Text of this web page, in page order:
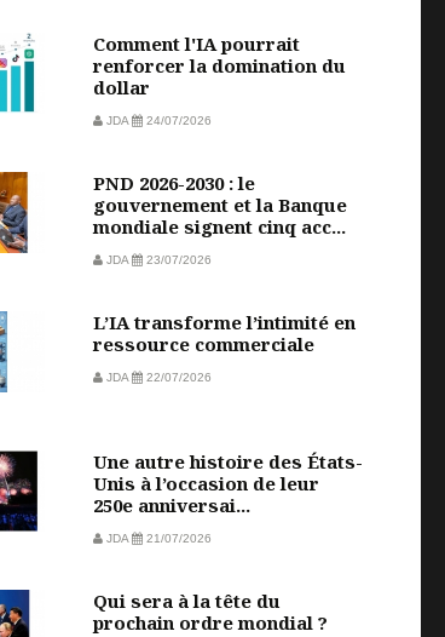
Comment l'IA pourrait
renforcer la domination du
dollar
JDA 24/07/2026
PND 2026-2030 : le
gouvernement et la Banque
mondiale signent cinq acc...
JDA 23/07/2026
L’IA transforme l’intimité en
ressource commerciale
JDA 22/07/2026
Une autre histoire des États-
Unis à l’occasion de leur
250e anniversai...
JDA 21/07/2026
Qui sera à la tête du
prochain ordre mondial ?